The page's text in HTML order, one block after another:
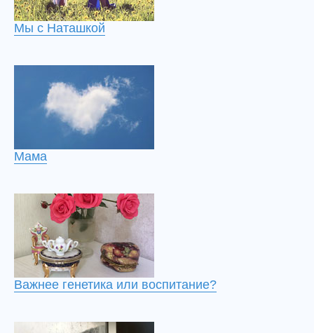
Мы с Наташкой
Мама
Важнее генетика или воспитание?